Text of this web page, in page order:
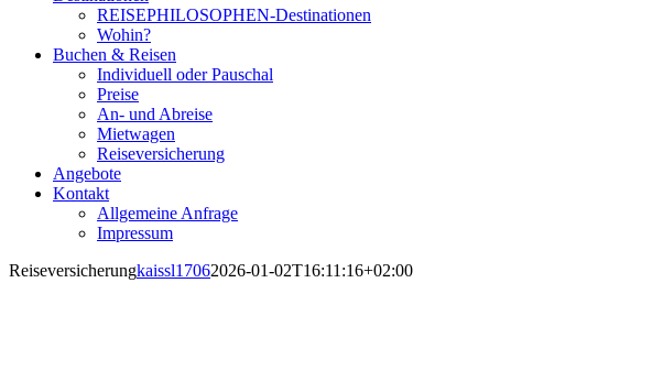
REISEPHILOSOPHEN-Destinationen
Wohin?
Buchen & Reisen
Individuell oder Pauschal
Preise
An- und Abreise
Mietwagen
Reiseversicherung
Angebote
Kontakt
Allgemeine Anfrage
Impressum
Reiseversicherungkaissl17062026-01-02T16:11:16+02:00